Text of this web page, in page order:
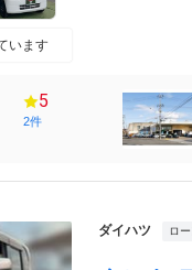
います
5
2件
ダイハツ ロ